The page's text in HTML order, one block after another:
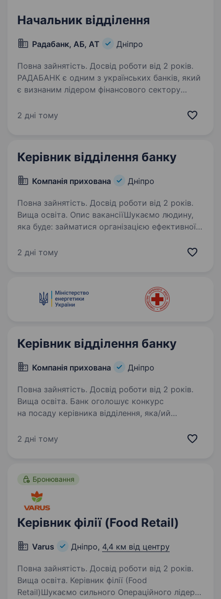
Начальник відділення
Радабанк, АБ, АТ Дніпро
Повна зайнятість. Досвід роботи від 2 років.
РАДАБАНК є одним з українських банків, який
є визнаним лідером фінансового сектору
з 1993 року. За цей час отримав репутацію
2 дні тому
Керівник відділення банку
Компанія прихована Дніпро
Повна зайнятість. Досвід роботи від 2 років.
Вища освіта. Опис вакансіїШукаємо людину,
яка буде: займатися організацією ефективної
клієнтів за всіма видами послуг; залучати
2 дні тому
Керівник відділення банку
Компанія прихована Дніпро
Повна зайнятість. Досвід роботи від 2 років.
Вища освіта. Банк оголошує конкурс
на посаду керівника відділення, яка/ий
та бути лідером своєї команди. Що потрібно
2 дні тому
Бронювання
Керівник філії (Food Retail)
Varus Дніпро, 4,4 км від центру
Повна зайнятість. Досвід роботи від 2 років.
Вища освіта. Керівник філії (Food
Retail)Шукаємо сильного Операційного лідера,